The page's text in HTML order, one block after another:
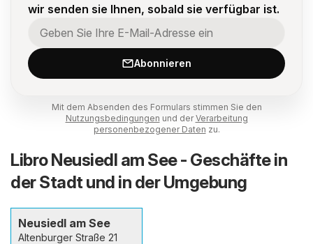
wir senden sie Ihnen, sobald sie verfügbar ist.
Abonnieren
Mit dem Absenden des Formulars stimmen Sie den
Nutzungsbedingungen und derVerarbeitung
personenbezogener Daten zu.
Libro Neusiedl am See - Geschäfte in
der Stadt und in der Umgebung
Neusiedl am See
Altenburger Straße 21